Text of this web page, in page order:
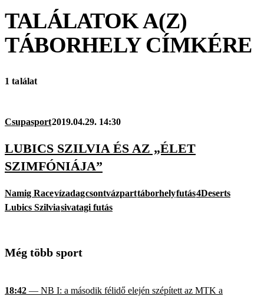
TALÁLATOK A(Z)
TÁBORHELYCÍMKÉRE
1 találat
Csupasport2019.04.29. 14:30
LUBICS SZILVIA ÉS AZ „ÉLET
SZIMFÓNIÁJA”
Namig Racevízadagcsontvázparttáborhelyfutás4Deserts
Lubics Szilviasivatagi futás
Még több sport
18:42 — NB I: a második félidő elején szépített az MTK a